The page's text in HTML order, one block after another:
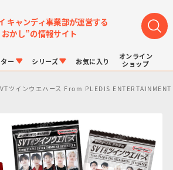
キャンディ事業部が運営する
かし”の情報サイト
ー
プリキュアシリーズ ドラゴンボール
シリーズ
チョコサプ ポケモンキッズ
お気に入り
オンライン
ショップ
ツインウエハース From PLEDIS ENTERTAINMENT